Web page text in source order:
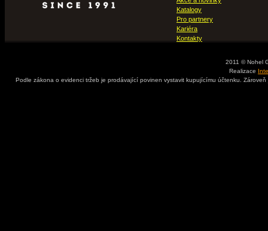
Katalogy
Pro partnery
Kariéra
Kontakty
2011 © Nohel
Realizace
Podle zákona o evidenci tržeb je prodávající povinen vystavit kupujícímu účtenku.